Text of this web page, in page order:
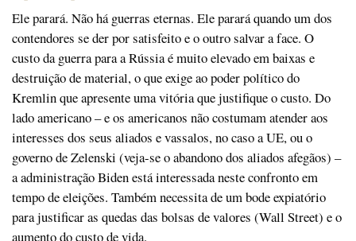
Ele parará. Não há guerras eternas. Ele parará quando um dos
contendores se der por satisfeito e o outro salvar a face. O
custo da guerra para a Rússia é muito elevado em baixas e
destruição de material, o que exige ao poder político do
Kremlin que apresente uma vitória que justifique o custo. Do
lado americano – e os americanos não costumam atender aos
interesses dos seus aliados e vassalos, no caso a UE, ou o
governo de Zelenski (veja-se o abandono dos aliados afegãos) –
a administração Biden está interessada neste confronto em
tempo de eleições. Também necessita de um bode expiatório
para justificar as quedas das bolsas de valores (Wall Street) e o
aumento do custo de vida.